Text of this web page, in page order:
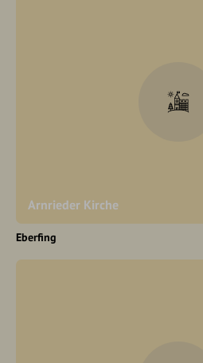
Arnrieder Kirche
Eberfing